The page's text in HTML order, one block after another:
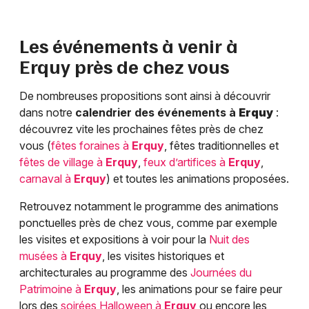
Les événements à venir à
Erquy près de chez vous
De nombreuses propositions sont ainsi à découvrir
dans notre calendrier des événements à Erquy :
découvrez vite les prochaines fêtes près de chez
vous (fêtes foraines à Erquy, fêtes traditionnelles et
fêtes de village à Erquy, feux d’artifices à Erquy,
carnaval à Erquy) et toutes les animations proposées.
Retrouvez notamment le programme des animations
ponctuelles près de chez vous, comme par exemple
les visites et expositions à voir pour la Nuit des
musées à Erquy, les visites historiques et
architecturales au programme des Journées du
Patrimoine à Erquy, les animations pour se faire peur
lors des soirées Halloween à Erquy ou encore les